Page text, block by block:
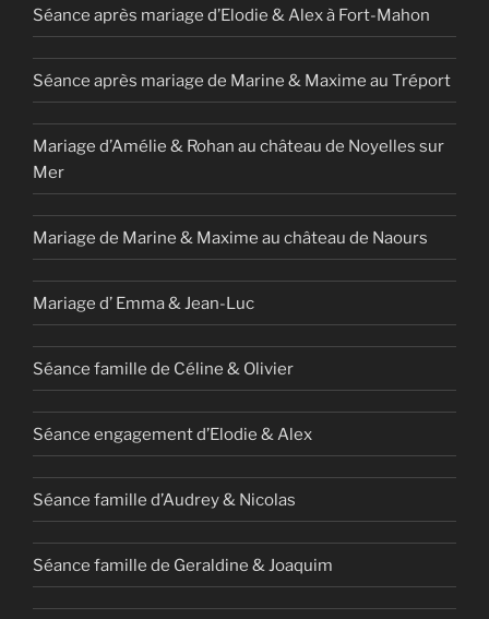
Séance après mariage d’Elodie & Alex à Fort-Mahon
Séance après mariage de Marine & Maxime au Tréport
Mariage d’Amélie & Rohan au château de Noyelles sur
Mer
Mariage de Marine & Maxime au château de Naours
Mariage d’ Emma & Jean-Luc
Séance famille de Céline & Olivier
Séance engagement d’Elodie & Alex
Séance famille d’Audrey & Nicolas
Séance famille de Geraldine & Joaquim